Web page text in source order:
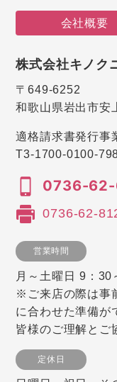
会社概要
株式会社キノク
〒649-6252
和歌山県岩出市安
適格請求書発行事
T3-1700-0100-
0736-
0736-62-
営業時間
月～土曜日 9：
※ご来店の際は事
に合わせた準備が
皆様のご理解とご
定休日